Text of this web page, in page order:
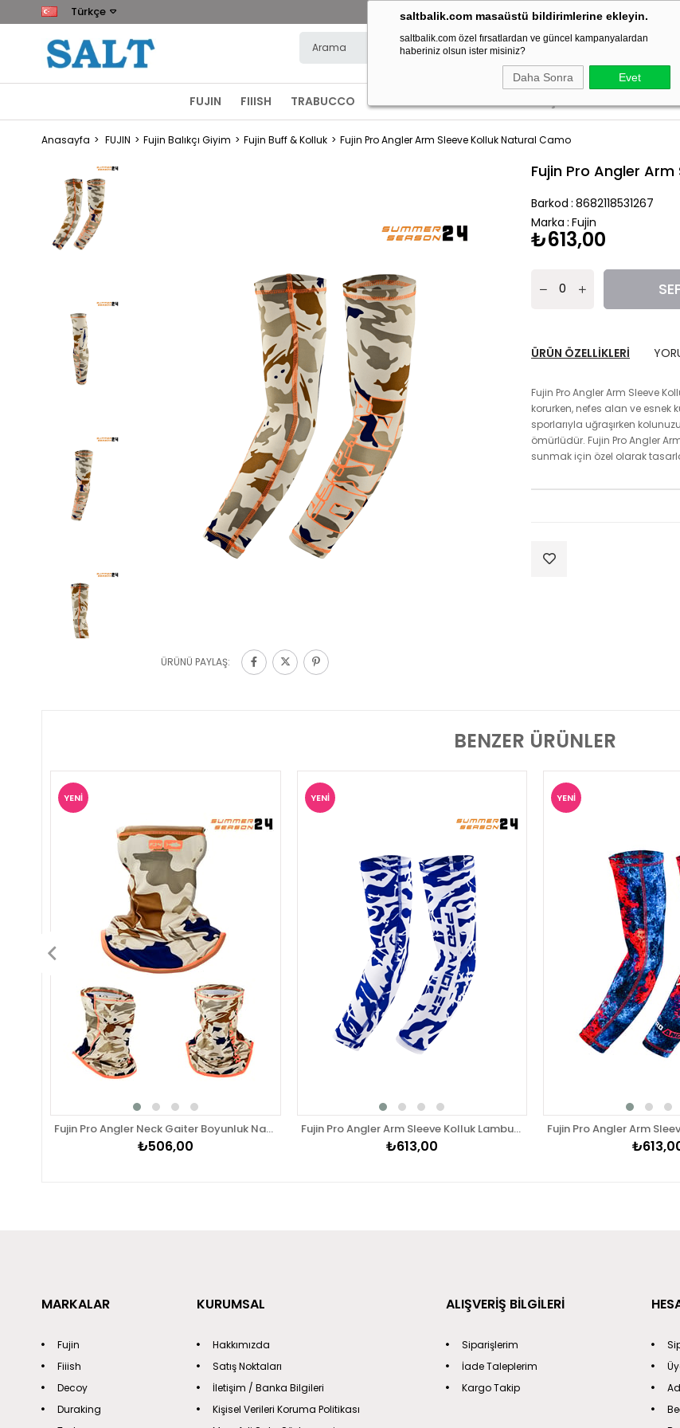
saltbalik.com masaüstü bildirimlerine ekleyin.
saltbalik.com özel fırsatlardan ve güncel kampanyalardan
haberiniz olsun ister misiniz?
Daha Sonra Evet
BAYİLİK BAŞVURUSU YAP! SATIŞ NOKTALARIMIZI GÖR!
Türkçe
FUJIN FIIISH TRABUCCO
Anasayfa FUJIN Fujin Balıkçı Giyim Fujin Buff & Kolluk Fujin Pro Angler Arm Sleeve Kolluk Natural Camo
ÜRÜNÜ PAYLAŞ:
Fujin Pro Angler
Barkod : 8682118531267
Marka : Fujin
₺613,00
ÜRÜN ÖZELLIKLERI
Fujin Pro Angler Arm Sleeve
korurken, nefes alan ve esnek
sporlarıyla uğraşırken
ömürlüdür. Fujin Pro Angler
sunmak için özel olarak
BENZER ÜRÜNLER
Fujin Pro Angler Neck Gaiter Boyunluk Natural Camo
₺506,00
YENI
Fujin Pro Angler Arm Sleeve Kolluk Lambuka Navy
₺613,00
YENI YENI
MARKALAR
Fujin
Fiiish
Decoy
Duraking
KURUMSAL
Hakkımızda
Satış Noktaları
İletişim / Banka Bilgileri
Kişisel Verileri Koruma Politikası
ALIŞVERİŞ BİLGİLERİ
Siparişlerim
İade Taleplerim
Kargo Takip